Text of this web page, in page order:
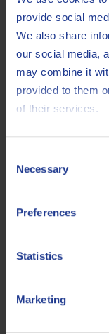
provide social
We also share
our social media,
may combine it
provided to them
of their services.
Selection
Necessary
Preferences
Statistics
Marketing
Q8 City 4T
ciudad
Q8 Terra